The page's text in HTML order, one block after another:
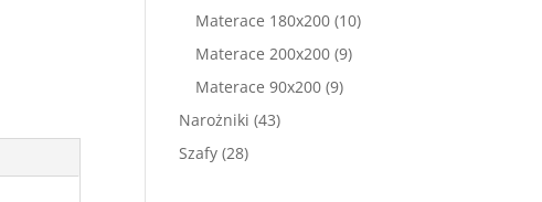
produktów
Materace 180x200 1010
Materace 200x200 99
Materace 90x200 99
Narożniki 4343
Szafy 2828